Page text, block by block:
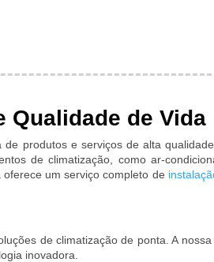
Qualidade de Vida
de produtos e serviços de alta
de climatização, como ar-
oferece um serviço completo de
de climatização de ponta. A nossa
inovadora.